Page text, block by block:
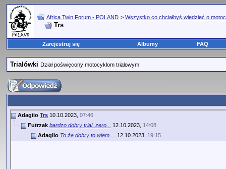
Africa Twin Forum - POLAND > Wszystko co chciałbyś wiedzieć o
Trs
Zarejestruj się Albumy FAQ
Trialówki Dział poświęcony motocyklom trialowym.
Adagiio Trs 10.10.2023, 07:46
Futrzak bardzo dobry trial, zero... 12.10.2023, 14:08
Adagiio To że dobry to wiem.... 12.10.2023, 19:15